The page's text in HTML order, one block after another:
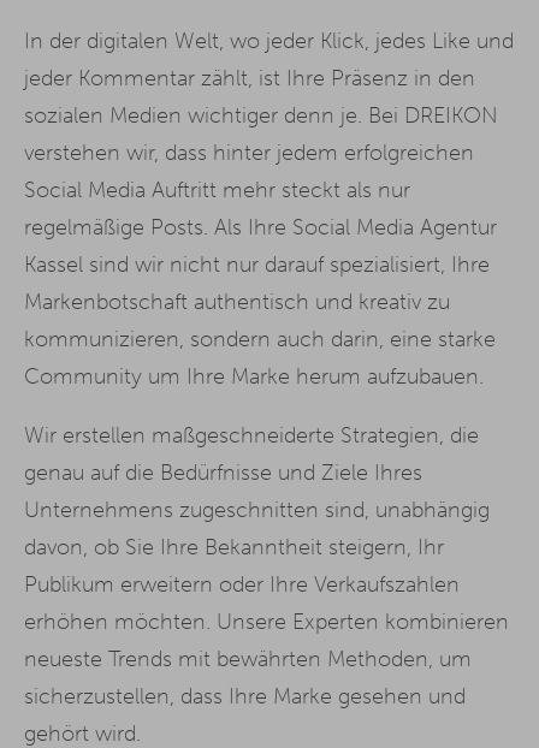
In der digitalen Welt, wo jeder Klick, jedes Like und
jeder Kommentar zählt, ist Ihre Präsenz in den
sozialen Medien wichtiger denn je. Bei DREIKON
verstehen wir, dass hinter jedem erfolgreichen
Social Media Auftritt mehr steckt als nur
regelmäßige Posts. Als Ihre Social Media Agentur
Kassel sind wir nicht nur darauf spezialisiert, Ihre
Markenbotschaft authentisch und kreativ zu
kommunizieren, sondern auch darin, eine starke
Community um Ihre Marke herum aufzubauen.
Wir erstellen maßgeschneiderte Strategien, die
genau auf die Bedürfnisse und Ziele Ihres
Unternehmens zugeschnitten sind, unabhängig
davon, ob Sie Ihre Bekanntheit steigern, Ihr
Publikum erweitern oder Ihre Verkaufszahlen
erhöhen möchten. Unsere Experten kombinieren
neueste Trends mit bewährten Methoden, um
sicherzustellen, dass Ihre Marke gesehen und
gehört wird.